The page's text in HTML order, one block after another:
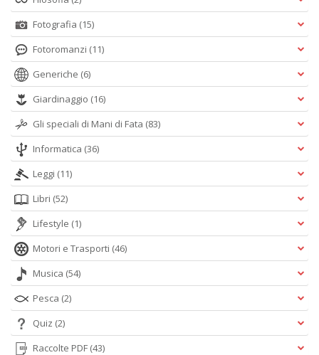
Fotografia (15)
Fotoromanzi (11)
Generiche (6)
Giardinaggio (16)
Gli speciali di Mani di Fata (83)
Informatica (36)
Leggi (11)
Libri (52)
Lifestyle (1)
Motori e Trasporti (46)
Musica (54)
Pesca (2)
Quiz (2)
Raccolte PDF (43)